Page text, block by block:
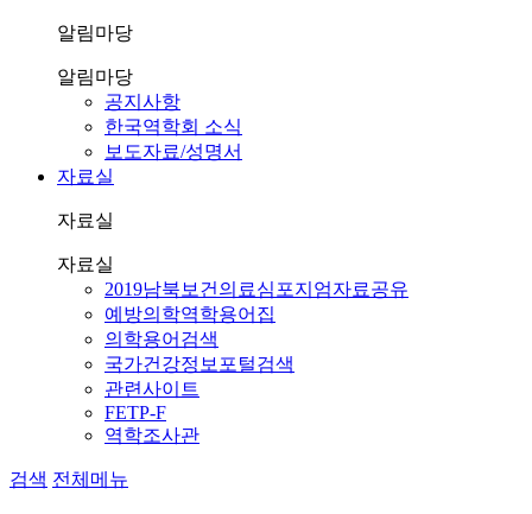
알림마당
알림마당
공지사항
한국역학회 소식
보도자료/성명서
자료실
자료실
자료실
2019남북보건의료심포지엄자료공유
예방의학역학용어집
의학용어검색
국가건강정보포털검색
관련사이트
FETP-F
역학조사관
검색 전체메뉴